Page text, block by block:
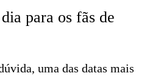
para os fãs de
uma das datas mais